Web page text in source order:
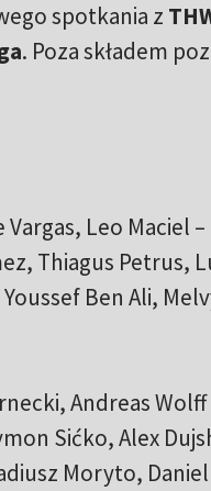
spotkania z
. Poza składem
Leo Maciel
Thiagus Petrus,
Ben Ali,
Andreas
Sićko, Alex
Moryto,